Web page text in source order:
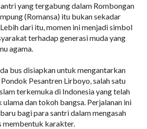
yang tergabung dalam Rombongan
(Romansa) itu bukan sekadar
dari itu, momen ini menjadi simbol
terhadap generasi muda yang
agama.
bus disiapkan untuk mengantarkan
Pesantren Lirboyo, salah satu
terkemuka di Indonesia yang telah
dan tokoh bangsa. Perjalanan ini
bagi para santri dalam mengasah
membentuk karakter.